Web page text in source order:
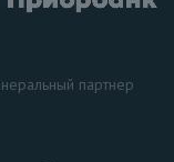
партнер